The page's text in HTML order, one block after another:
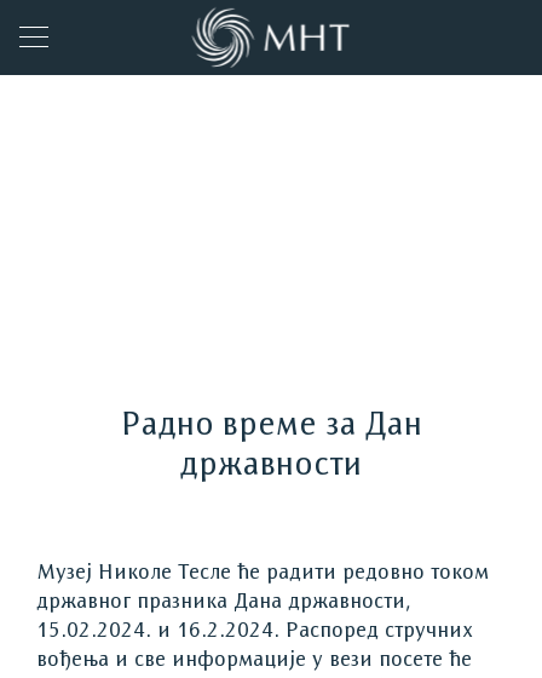
Радно време за Дан
државности
Музеј Николе Тесле ће радити редовно током
државног празника Дана државности,
15.02.2024. и 16.2.2024. Распоред стручних
вођења и све информације у вези посете ће